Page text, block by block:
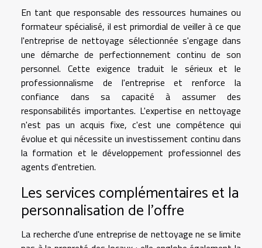
En tant que responsable des ressources humaines ou
formateur spécialisé, il est primordial de veiller à ce que
l'entreprise de nettoyage sélectionnée s'engage dans
une démarche de perfectionnement continu de son
personnel. Cette exigence traduit le sérieux et le
professionnalisme de l'entreprise et renforce la
confiance dans sa capacité à assumer des
responsabilités importantes. L'expertise en nettoyage
n'est pas un acquis fixe, c'est une compétence qui
évolue et qui nécessite un investissement continu dans
la formation et le développement professionnel des
agents d'entretien.
Les services complémentaires et la
personnalisation de l'offre
La recherche d'une entreprise de nettoyage ne se limite